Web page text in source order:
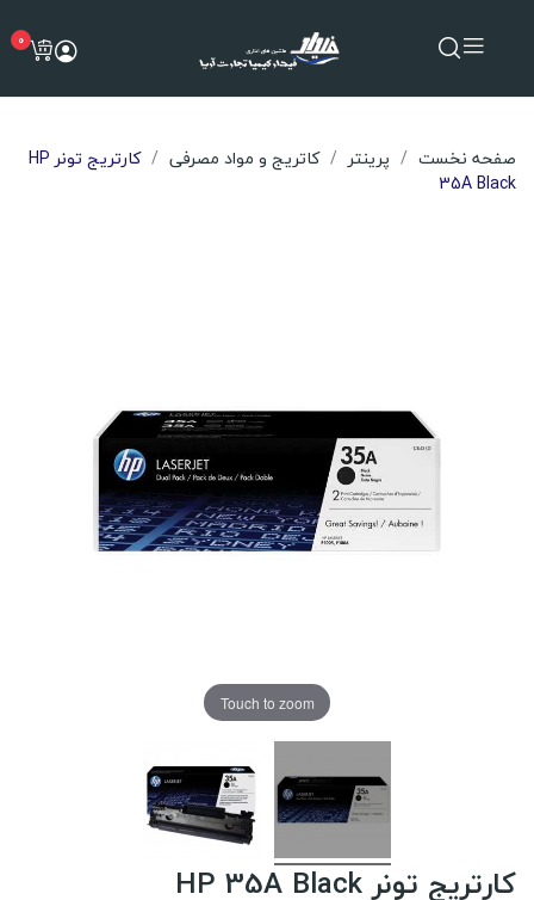
0
صفحه نخست پرینتر کاتریج و مواد مصرفی
کارتریج تونر HP
35A Black
Touch to zoom
کارتریج تونر HP 35A Black